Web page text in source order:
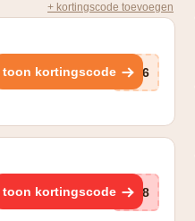
+ kortingscode toevoegen
toon kortingscode XT6
toon kortingscode qs8